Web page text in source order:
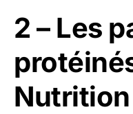
2 – Les
Nutrition